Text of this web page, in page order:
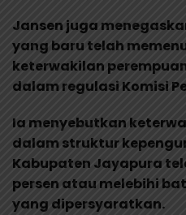
Jansen juga
yang baru telah
keterwakilan
dalam regulasi Komisi
Ia menyebutkan
dalam struktur
Kabupaten Jayapura
persen atau melebihi
yang dipersyaratkan.